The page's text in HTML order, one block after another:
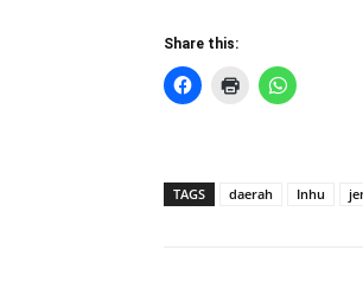
Share this:
TAGS daerah Inhu